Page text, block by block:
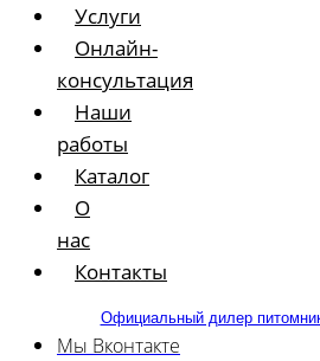
Услуги
Онлайн-
консультация
Наши
работы
Каталог
О
нас
Контакты
Официальный дилер
Мы Вконтакте